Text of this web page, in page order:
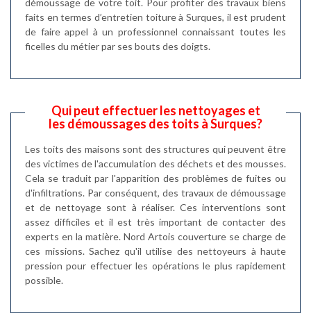
faits en termes d’entretien toiture à Surques, il est prudent
de faire appel à un professionnel connaissant toutes les
ficelles du métier par ses bouts des doigts.
Qui peut effectuer les nettoyages et
les démoussages des toits à Surques?
Les toits des maisons sont des structures qui peuvent être
des victimes de l'accumulation des déchets et des mousses.
Cela se traduit par l'apparition des problèmes de fuites ou
d'infiltrations. Par conséquent, des travaux de démoussage
et de nettoyage sont à réaliser. Ces interventions sont
assez difficiles et il est très important de contacter des
experts en la matière. Nord Artois couverture se charge de
ces missions. Sachez qu'il utilise des nettoyeurs à haute
pression pour effectuer les opérations le plus rapidement
possible.